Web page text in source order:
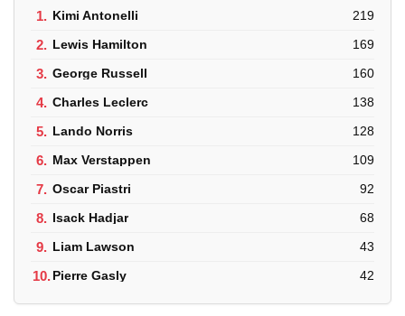
1. Kimi Antonelli 219
2. Lewis Hamilton 169
3. George Russell 160
4. Charles Leclerc 138
5. Lando Norris 128
6. Max Verstappen 109
7. Oscar Piastri 92
8. Isack Hadjar 68
9. Liam Lawson 43
10.Pierre Gasly 42